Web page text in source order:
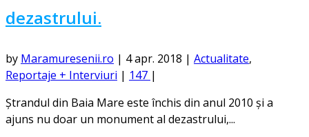
dezastrului.
by Maramuresenii.ro | 4 apr. 2018 | Actualitate,
Reportaje + Interviuri | 147 |
Ștrandul din Baia Mare este închis din anul 2010 și a
ajuns nu doar un monument al dezastrului,...